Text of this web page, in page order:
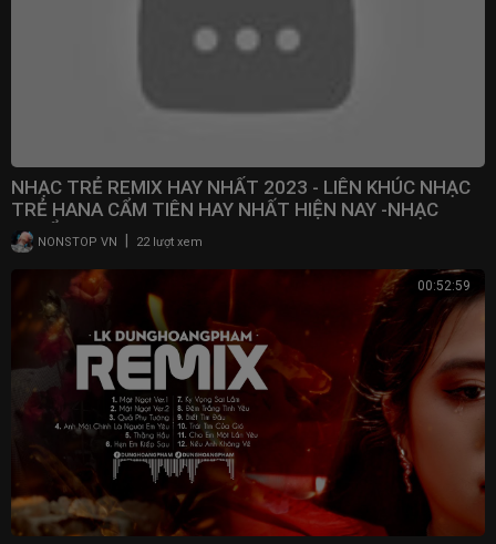
NHẠC TRẺ REMIX HAY NHẤT 2023 - LIÊN KHÚC NHẠC
TRẺ HANA CẨM TIÊN HAY NHẤT HIỆN NAY -NHẠC
TUYỂN CHỌN
NONSTOP VN 22 lượt xem
00:52:59